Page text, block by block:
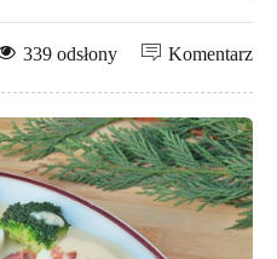
Komentarz
339 odsłony